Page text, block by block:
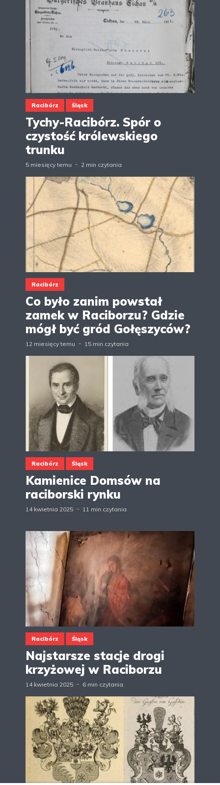
Racibórz Śląsk
Tychy-Racibórz. Spór o
czystość królewskiego
trunku
5 miesięcy temu 2 min czytania
Racibórz
Co było zanim powstał
zamek w Raciborzu? Gdzie
mógł być gród Gołęszyców?
12 miesięcy temu 15 min czytania
Racibórz Śląsk
Kamienice Domsów na
raciborski rynku
14 kwietnia 2025 11 min czytania
Racibórz Śląsk
Najstarsze stacje drogi
krzyżowej w Raciborzu
14 kwietnia 2025 6 min czytania